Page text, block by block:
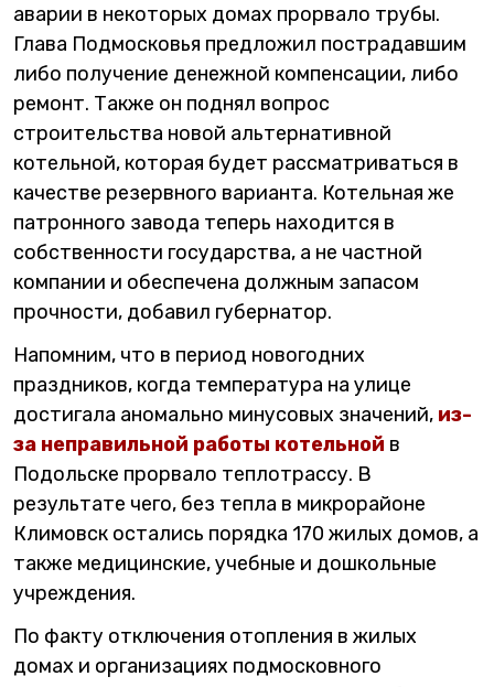
аварии в некоторых домах прорвало трубы.
Глава Подмосковья предложил пострадавшим
либо получение денежной компенсации, либо
ремонт. Также он поднял вопрос
строительства новой альтернативной
котельной, которая будет рассматриваться в
качестве резервного варианта. Котельная же
патронного завода теперь находится в
собственности государства, а не частной
компании и обеспечена должным запасом
прочности, добавил губернатор.
Напомним, что в период новогодних
праздников, когда температура на улице
достигала аномально минусовых значений, из-
за неправильной работы котельной в
Подольске прорвало теплотрассу. В
результате чего, без тепла в микрорайоне
Климовск остались порядка 170 жилых домов, а
также медицинские, учебные и дошкольные
учреждения.
По факту отключения отопления в жилых
домах и организациях подмосковного